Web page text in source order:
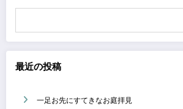
ー
ジ
送
り
最近の投稿
一足お先にすてきなお庭拝見